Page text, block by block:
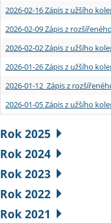
2026-02-16 Zápis z užšího
2026-02-09 Zápis z
2026-02-02 Zápis z užšího
2026-01-26 Zápis z užšího
2026-01-12 Zápis z
2026-01-05 Zápis z užšího
Rok 2025
Rok 2024
Rok 2023
Rok 2022
Rok 2021